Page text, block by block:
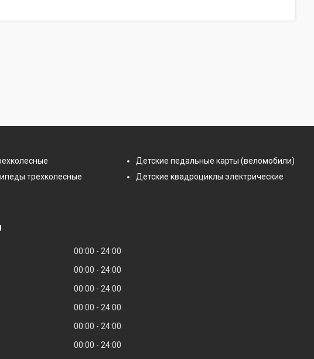
трехколесные
Детские педальные карты (веломобили)
Детские квадроциклы электрические
00:00
24:00
00:00
24:00
00:00
24:00
00:00
24:00
00:00
24:00
00:00
24:00